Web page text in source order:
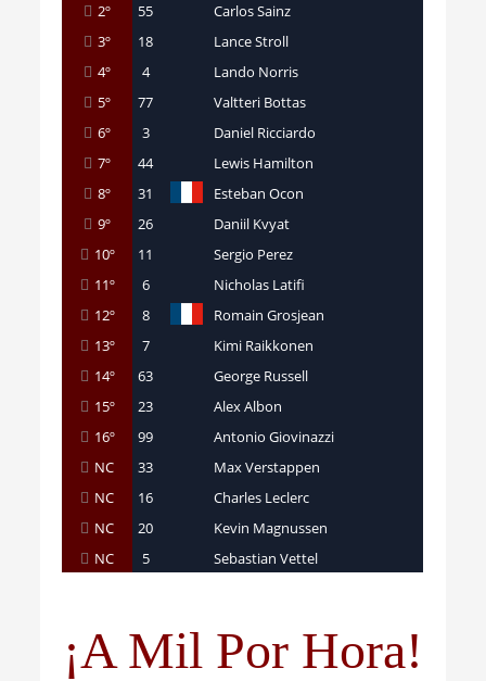
2º
55
Carlos Sainz
3º
18
Lance Stroll
4º
4
Lando Norris
5º
77
Valtteri Bottas
6º
3
Daniel Ricciardo
7º
44
Lewis Hamilton
8º
31
Esteban Ocon
9º
26
Daniil Kvyat
10º
11
Sergio Perez
11º
6
Nicholas Latifi
12º
8
Romain Grosjean
13º
7
Kimi Raikkonen
14º
63
George Russell
15º
23
Alex Albon
16º
99
Antonio Giovinazzi
NC
33
Max Verstappen
NC
16
Charles Leclerc
NC
20
Kevin Magnussen
NC
5 Sebastian Vettel
¡A Mil Por Hora!